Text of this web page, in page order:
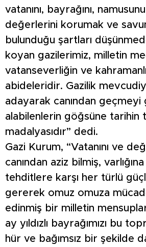
vatanını, bayrağını,
değerlerini korumak ve
bulunduğu şartları
koyan gazilerimiz, milletin
vatanseverliğin ve
abideleridir. Gazilik
adayarak canından geçmeyi
alabilenlerin göğsüne tarihin
madalyasıdır” dedi.
Gazi Kurum, “Vatanını ve
canından aziz bilmiş,
tehditlere karşı her türlü
gererek omuz omuza
edinmiş bir milletin
ay yıldızlı bayrağımızı bu
hür ve bağımsız bir şekilde